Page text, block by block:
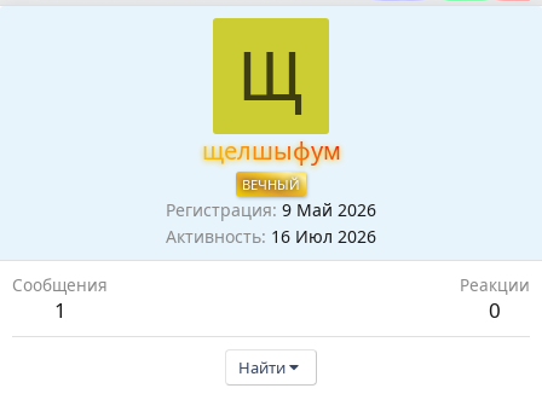
Щ
щелшыфум
ВЕЧНЫЙ
Регистрация 9 Май 2026
Активность 16 Июл 2026
Сообщения
1
Реакции
0
Найти